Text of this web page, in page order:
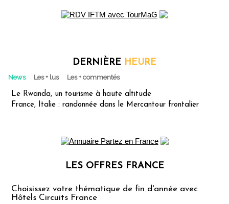
DERNIÈRE HEURE
News Les + lus Les + commentés
Le Rwanda, un tourisme à haute altitude
France, Italie : randonnée dans le Mercantour frontalier
LES OFFRES FRANCE
Choisissez votre thématique de fin d'année avec
Hôtels Circuits France